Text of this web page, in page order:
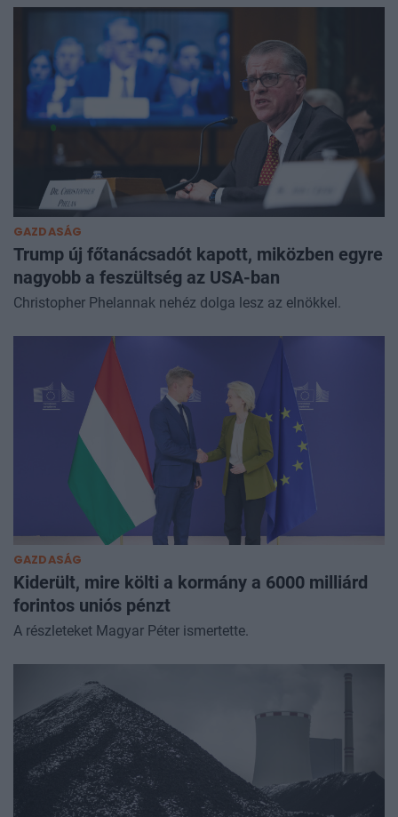
GAZDASÁG
Trump új főtanácsadót kapott, miközben egyre
nagyobb a feszültség az USA-ban
Christopher Phelannak nehéz dolga lesz az elnökkel.
GAZDASÁG
Kiderült, mire költi a kormány a 6000 milliárd
forintos uniós pénzt
A részleteket Magyar Péter ismertette.